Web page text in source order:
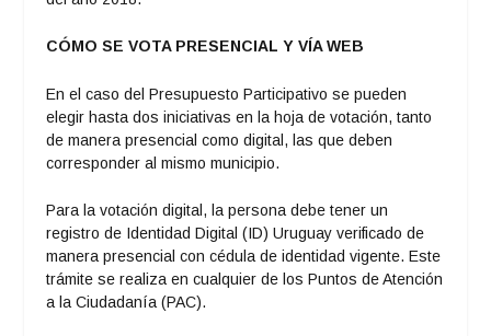
CÓMO SE VOTA PRESENCIAL Y VÍA WEB
En el caso del Presupuesto Participativo se pueden
elegir hasta dos iniciativas en la hoja de votación, tanto
de manera presencial como digital, las que deben
corresponder al mismo municipio.
Para la votación digital, la persona debe tener un
registro de Identidad Digital (ID) Uruguay verificado de
manera presencial con cédula de identidad vigente. Este
trámite se realiza en cualquier de los Puntos de Atención
a la Ciudadanía (PAC).